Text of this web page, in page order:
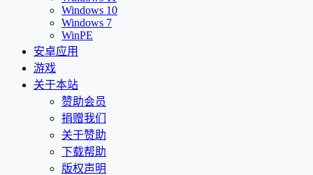
Windows 10
Windows 7
WinPE
安卓应用
游戏
关于本站
赞助会员
捐赠我们
关于赞助
下载帮助
版权声明